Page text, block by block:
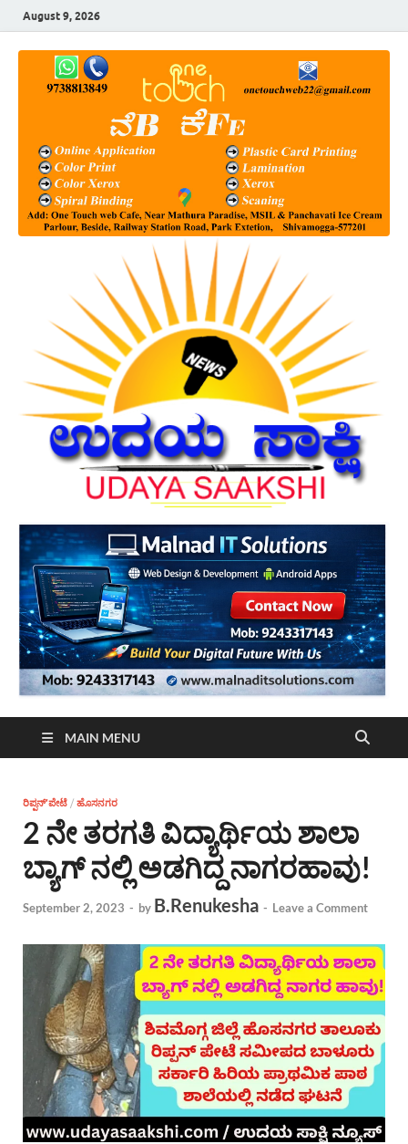
August 9, 2026
MAIN MENU
ರಿಪ್ಪನ್’ಪೇಟೆ / ಹೊಸನಗರ
2 ನೇ ತರಗತಿ ವಿದ್ಯಾರ್ಥಿಯ ಶಾಲಾ
ಬ್ಯಾಗ್ ನಲ್ಲಿ ಅಡಗಿದ್ದ ನಾಗರಹಾವು!
September 2, 2023 - by B.Renukesha - Leave a Comment